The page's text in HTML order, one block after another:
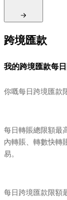
跨境匯款
我的跨境匯款每
你嘅每日跨境匯款
每日轉賬總限額最
內轉賬、轉數快轉
易。
每日跨境匯款限額